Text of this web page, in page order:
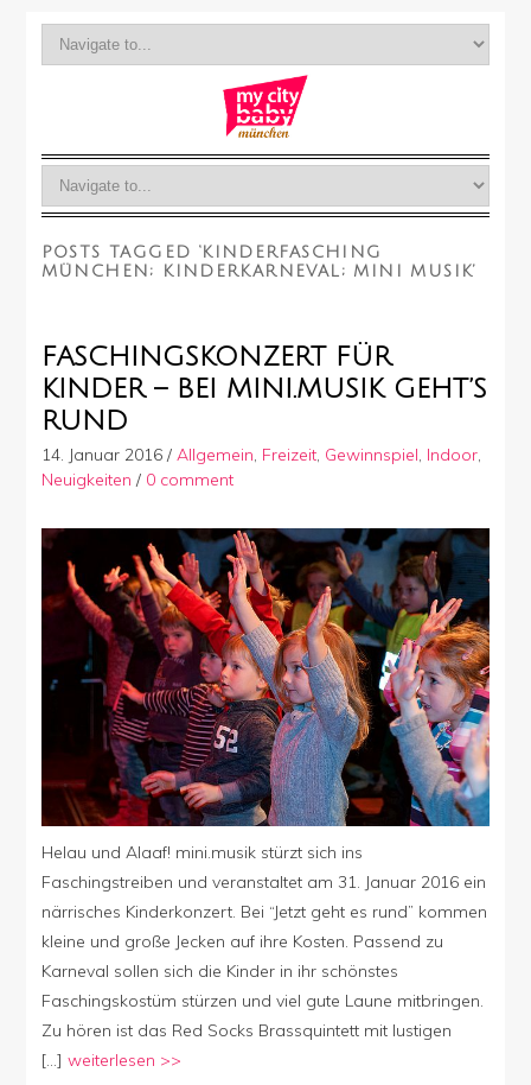
POSTS TAGGED ‘KINDERFASCHING
MÜNCHEN; KINDERKARNEVAL; MINI MUSIK’
FASCHINGSKONZERT FÜR
KINDER – BEI MINI.MUSIK GEHT’S
RUND
14. Januar 2016/ Allgemein, Freizeit, Gewinnspiel, Indoor,
Neuigkeiten / 0 comment
Helau und Alaaf! mini.musik stürzt sich ins
Faschingstreiben und veranstaltet am 31. Januar 2016 ein
närrisches Kinderkonzert. Bei “Jetzt geht es rund” kommen
kleine und große Jecken auf ihre Kosten. Passend zu
Karneval sollen sich die Kinder in ihr schönstes
Faschingskostüm stürzen und viel gute Laune mitbringen.
Zu hören ist das Red Socks Brassquintett mit lustigen
[…] weiterlesen >>